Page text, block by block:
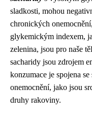
sladkosti, mohou
chronických onemocnění,
glykemickým indexem,
zelenina, jsou pro naše
sacharidy jsou zdrojem
konzumace je spojena
onemocnění, jako jsou
druhy rakoviny.